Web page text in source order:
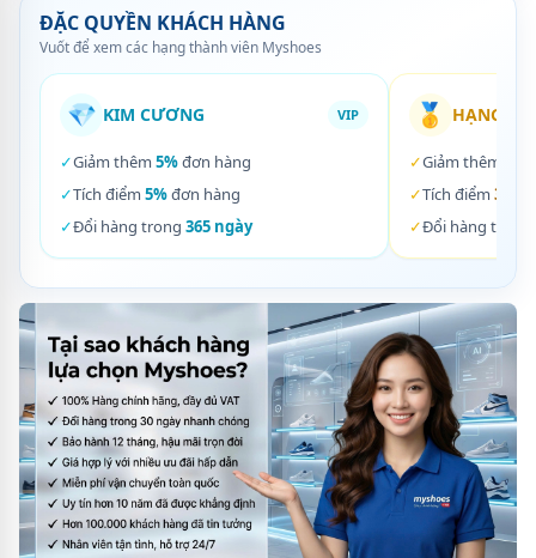
ĐẶC QUYỀN KHÁCH HÀNG
Vuốt để xem các hạng thành viên Myshoes
💎 KIM CƯƠNG VIP
✓Giảm thêm 5%đơn hàng
✓Tích điểm 5%đơn hàng
✓Đổi hàng trong 365 ngày
🥇 HẠNG
✓Giảm thêm
✓Tích điểm 3%
✓Đổi hàng trong